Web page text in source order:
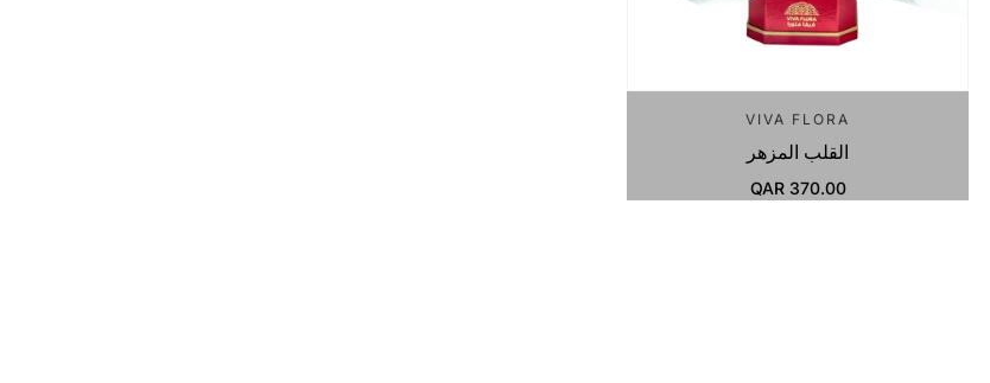
VIVA FLORA
القلب المزهر
Regular Price
QAR 370.00